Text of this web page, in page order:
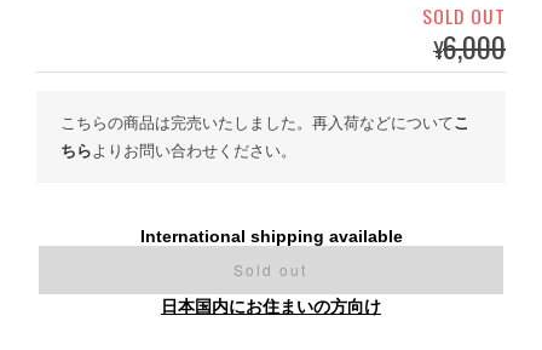
SOLD OUT
¥6,000
こちらの商品は完売いたしました。再入荷などについてこ
ちらよりお問い合わせください。
International shipping available
Sold out
日本国内にお住まいの方向け